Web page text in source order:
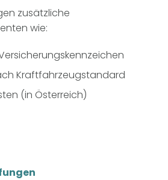
zusätzliche
wie:
Kraftfahrzeugstandard
(in Österreich)